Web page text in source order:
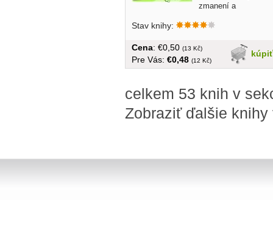
zmanení a
Stav knihy:
kúpiť
Cena: €0,50 (13 Kč)
Pre Vás: €0,48 (12 Kč)
celkem 53 knih v
Zobraziť ďalšie